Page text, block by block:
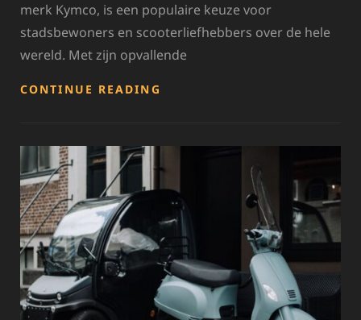
merk Kymco, is een populaire keuze voor
stadsbewoners en scooterliefhebbers over de hele
wereld. Met zijn opvallende
CONTINUE READING
POPULAIRE
MIO
SCOOTER